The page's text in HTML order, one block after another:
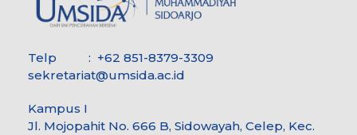
Telp : +62 851-8379-3309
sekretariat@umsida.ac.id
Kampus I
Jl. Mojopahit No. 666 B, Sidowayah, Celep, Kec.